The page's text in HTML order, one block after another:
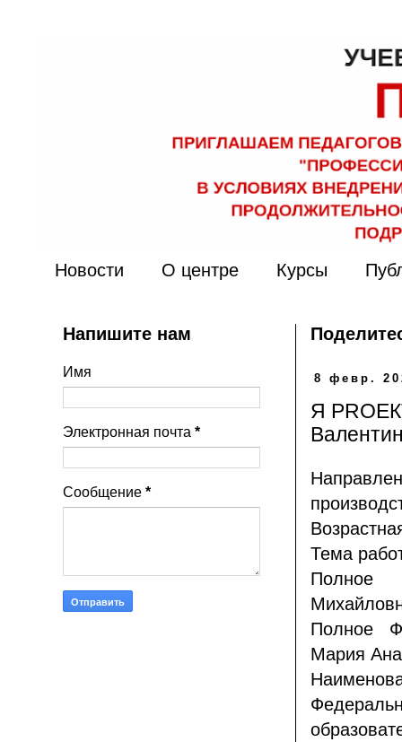
Новости О центре Курсы
8 февр.
Я
Тема
Полное
Полное
Мария
Напишите нам
Имя
Электронная почта *
Сообщение *